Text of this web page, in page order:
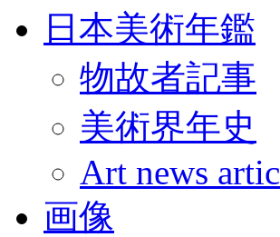
日本美術年鑑
物故者記事
美術界年史
Art news
画像